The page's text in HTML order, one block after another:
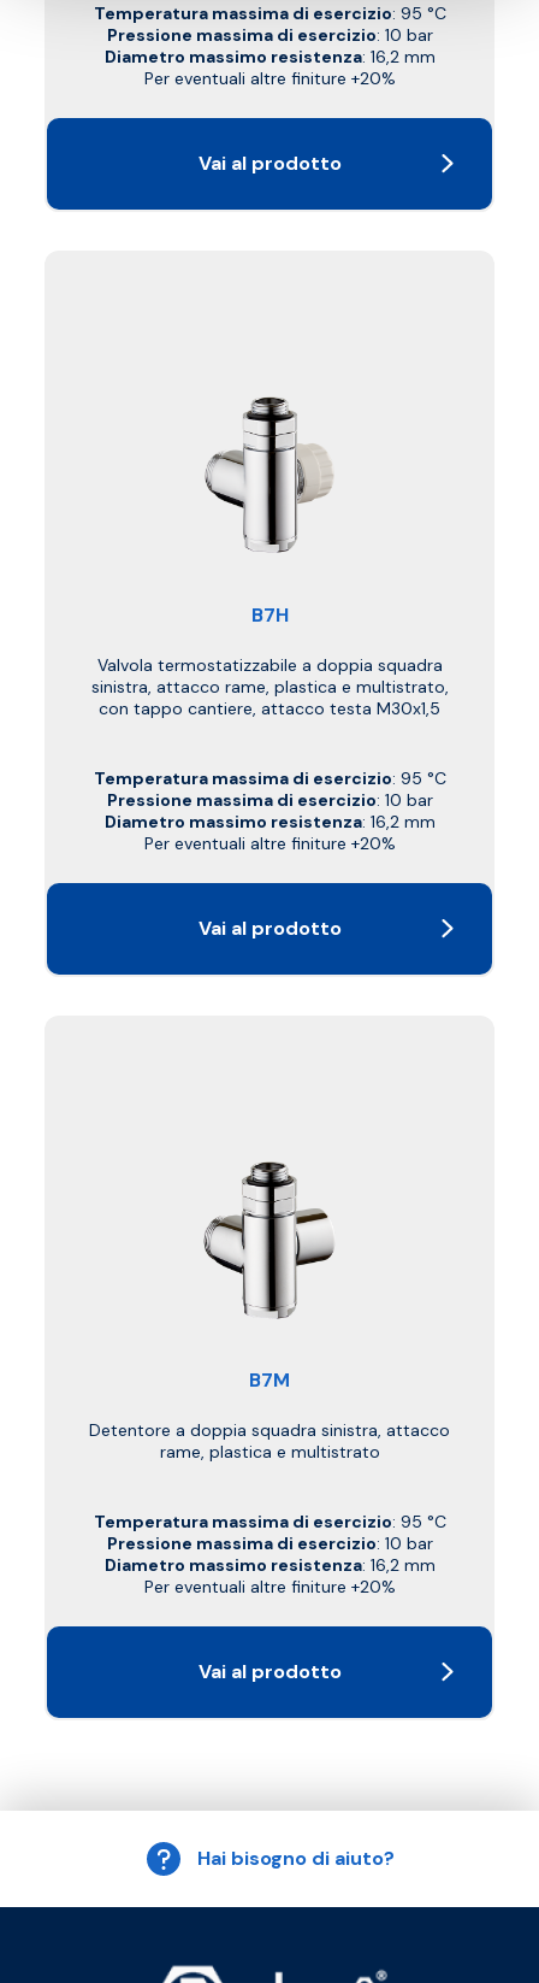
Temperatura massima di esercizio: 95 °C
Pressione massima di esercizio: 10 bar
Diametro massimo resistenza: 16,2 mm
Per eventuali altre finiture +20%
Vai al prodotto
B7H
Valvola termostatizzabile a doppia squadra
sinistra, attacco rame, plastica e multistrato,
con tappo cantiere, attacco testa M30x1,5
Temperatura massima di esercizio: 95 °C
Pressione massima di esercizio: 10 bar
Diametro massimo resistenza: 16,2 mm
Per eventuali altre finiture +20%
Vai al prodotto
B7M
Detentore a doppia squadra sinistra, attacco
rame, plastica e multistrato
Temperatura massima di esercizio: 95 °C
Pressione massima di esercizio: 10 bar
Diametro massimo resistenza: 16,2 mm
Per eventuali altre finiture +20%
Vai al prodotto
Hai bisogno di aiuto?